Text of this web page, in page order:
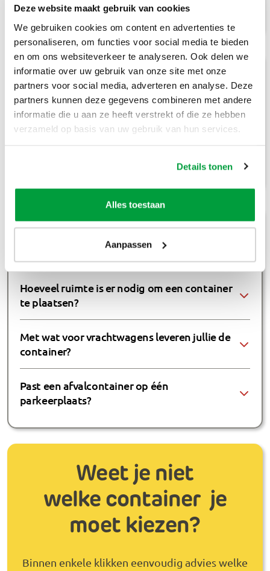
Deze website maakt gebruik van cookies
We gebruiken cookies om content en advertenties te
personaliseren, om functies voor social media te bieden
en om ons websiteverkeer te analyseren. Ook delen we
informatie over uw gebruik van onze site met onze
partners voor social media, adverteren en analyse. Deze
partners kunnen deze gegevens combineren met andere
informatie die u aan ze heeft verstrekt of die ze hebben
verzameld op basis van uw gebruik van hun services.
Details tonen
Alles toestaan
Aanpassen
voor een nieuwe?
Annuleren of wijzigen
Ik heb de verkeerde container besteld, kan ik
dit wijzigen?
Vragen over afvalcontainers
Kan ik bij jullie (ophoog)zand bestellen?
Hoeveel ruimte is er nodig om een container
te plaatsen?
Met wat voor vrachtwagens leveren jullie de
container?
Past een afvalcontainer op één
parkeerplaats?
Weet je niet
welke container je
moet kiezen?
Binnen enkele klikken eenvoudig advies welke